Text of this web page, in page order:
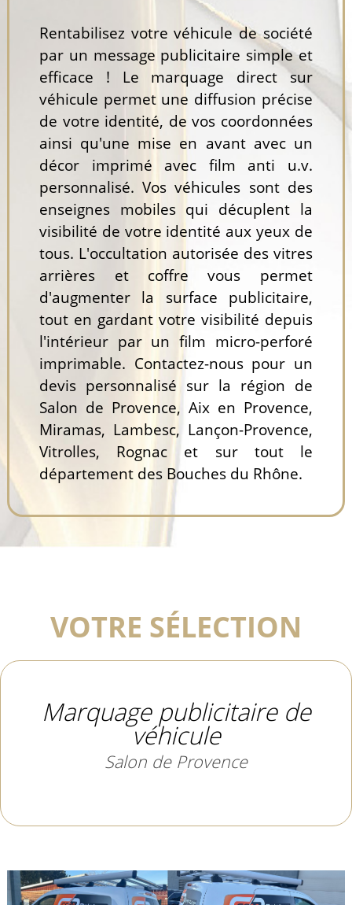
Rentabilisez votre véhicule de société
par un message publicitaire simple et
efficace ! Le marquage direct sur
véhicule permet une diffusion précise
de votre identité, de vos coordonnées
ainsi qu'une mise en avant avec un
décor imprimé avec film anti u.v.
personnalisé. Vos véhicules sont des
enseignes mobiles qui décuplent la
visibilité de votre identité aux yeux de
tous. L'occultation autorisée des vitres
arrières et coffre vous permet
d'augmenter la surface publicitaire,
tout en gardant votre visibilité depuis
l'intérieur par un film micro-perforé
imprimable. Contactez-nous pour un
devis personnalisé sur la région de
Salon de Provence, Aix en Provence,
Miramas, Lambesc, Lançon-Provence,
Vitrolles, Rognac et sur tout le
département des Bouches du Rhône.
VOTRE SÉLECTION
Marquage publicitaire de
véhicule
Salon de Provence